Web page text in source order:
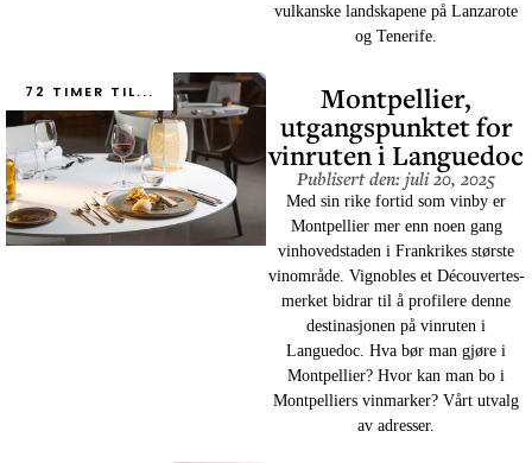
vulkanske landskapene på Lanzarote
og Tenerife.
72 TIMER TIL... Montpellier,
utgangspunktet for
vinruten i Languedoc
Publisert den: juli 20, 2025
Med sin rike fortid som vinby er
Montpellier mer enn noen gang
vinhovedstaden i Frankrikes største
vinområde. Vignobles et Découvertes-
merket bidrar til å profilere denne
destinasjonen på vinruten i
Languedoc. Hva bør man gjøre i
Montpellier? Hvor kan man bo i
Montpelliers vinmarker? Vårt utvalg
av adresser.